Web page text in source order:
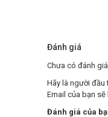
Đánh giá
Chưa có đánh giá
Hãy là người đầu
Email của bạn
Đánh giá của